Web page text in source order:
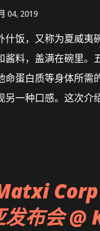
04, 2019
什饭，又称为夏威夷
酱料，盖满在碗里。
命蛋白质等身体所需
另一种口感。这次介
布会 @